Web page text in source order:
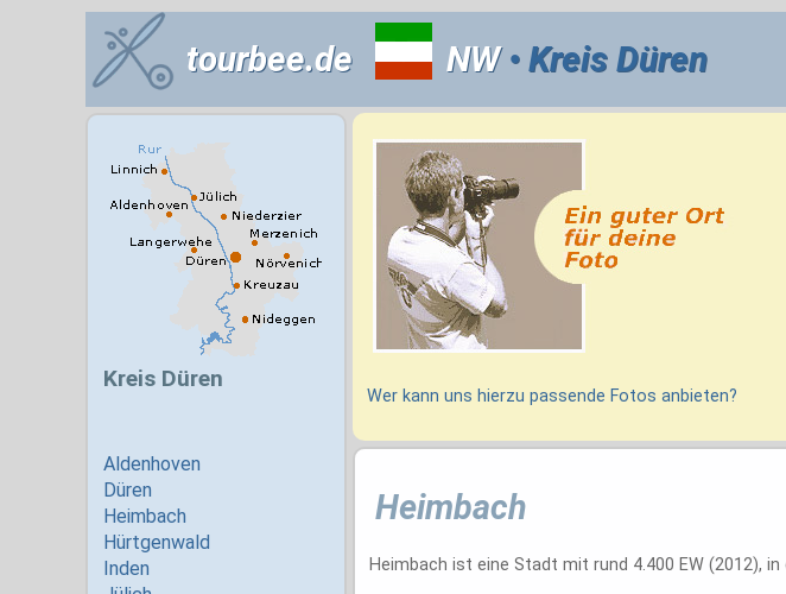
tourbee.de NW• Kreis Düren
Wer kann uns hierzu passende Fotos anbieten?
Heimbach
Heimbach ist eine Stadt mit rund 4.400 EW (2012),